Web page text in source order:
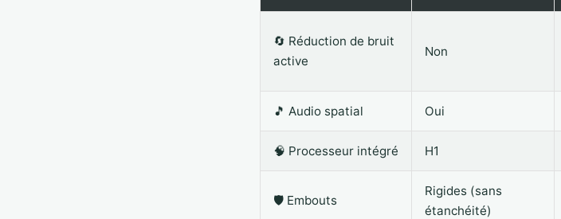
🔄 Réduction de bruit
active
Non
🎵 Audio spatial Oui
🧠 Processeur intégré H1
🛡 Embouts
Rigides (sans
étanchéité)